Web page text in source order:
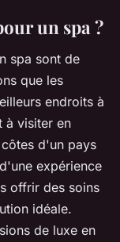
un spa ?
spa sont de
que les
endroits à
à visiter en
d'un pays
expérience
offrir des soins
idéale.
de luxe en